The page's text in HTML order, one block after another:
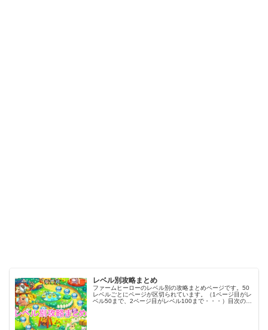
レベル別攻略まとめ
ファームヒーローのレベル別の攻略まとめページです。50
レベルごとにページが区切られています。（1ページ目がレ
ベル50まで、2ページ目がレベル100まで・・・）目次のリ